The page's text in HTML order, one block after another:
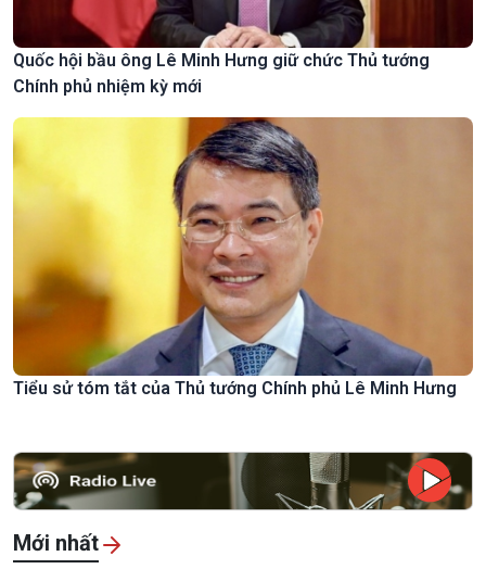
Quốc hội bầu ông Lê Minh Hưng giữ chức Thủ tướng
Chính phủ nhiệm kỳ mới
Tiểu sử tóm tắt của Thủ tướng Chính phủ Lê Minh Hưng
Mới nhất